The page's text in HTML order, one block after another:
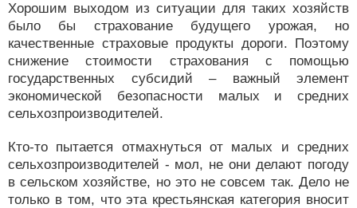
Хорошим выходом из ситуации для таких хозяйств
было бы страхование будущего урожая, но
качественные страховые продукты дороги. Поэтому
снижение стоимости страхования с помощью
государственных субсидий – важный элемент
экономической безопасности малых и средних
сельхозпроизводителей.
Кто-то пытается отмахнуться от малых и средних
сельхозпроизводителей - мол, не они делают погоду
в сельском хозяйстве, но это не совсем так. Дело не
только в том, что эта крестьянская категория вносит